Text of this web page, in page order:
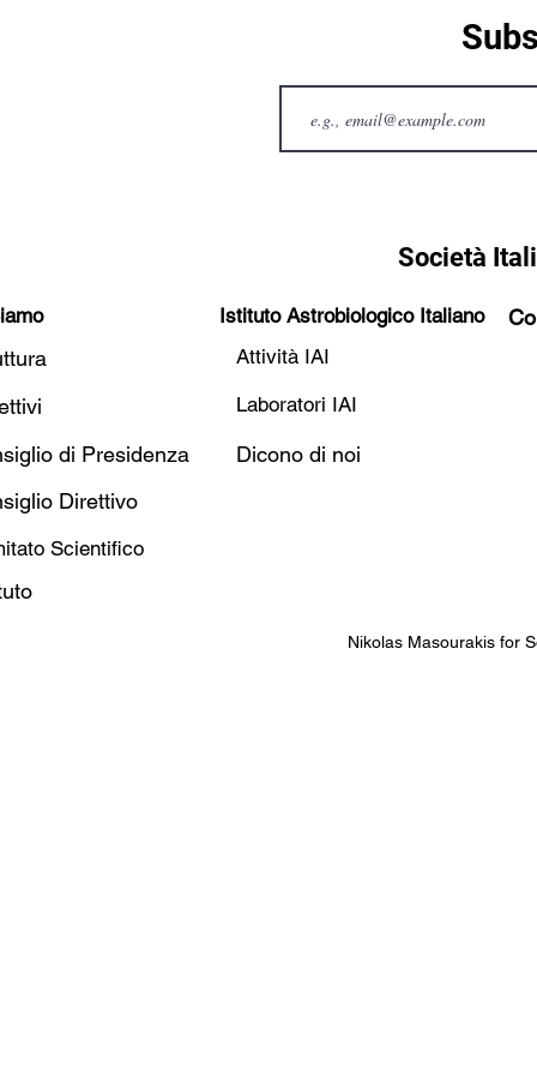
Società
di Presidenza
Direttivo
Scientifico
Istituto Astrobiologico Italiano
Attività IAI
Laboratori IAI
Dicono di noi
Nikolas Masourakis for